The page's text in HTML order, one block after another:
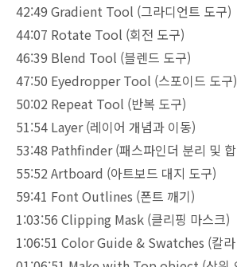
42:49 Gradient Tool (그라디언트 도구)
44:07 Rotate Tool (회전 도구)
46:39 Blend Tool (블렌드 도구)
47:50 Eyedropper Tool (스포이드 도구)
50:02 Repeat Tool (반복 도구)
51:54 Layer (레이어 개념과 이동)
53:48 Pathfinder (패스파인더 분리 및
55:52 Artboard (아트보드 대지 도구)
59:41 Font Outlines (폰트 깨기)
1:03:56 Clipping Mask (클리핑 마스크)
1:06:51 Color Guide & Swatches (칼라